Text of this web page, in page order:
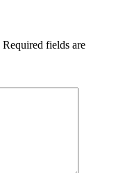
Required fields are